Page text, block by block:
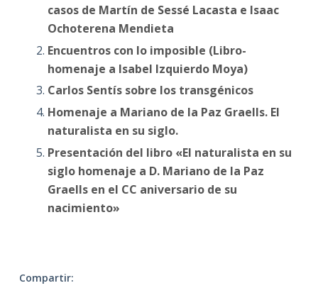
casos de Martín de Sessé Lacasta e Isaac
Ochoterena Mendieta
Encuentros con lo imposible (Libro-
homenaje a Isabel Izquierdo Moya)
Carlos Sentís sobre los transgénicos
Homenaje a Mariano de la Paz Graells. El
naturalista en su siglo.
Presentación del libro «El naturalista en su
siglo homenaje a D. Mariano de la Paz
Graells en el CC aniversario de su
nacimiento»
Compartir: